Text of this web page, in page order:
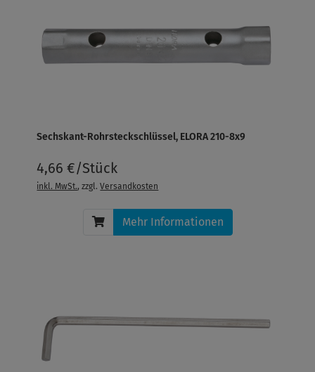
Sechskant-Rohrsteckschlüssel, ELORA 210-8x9
4,66 €/Stück
inkl. MwSt., zzgl.Versandkosten
Mehr Informationen